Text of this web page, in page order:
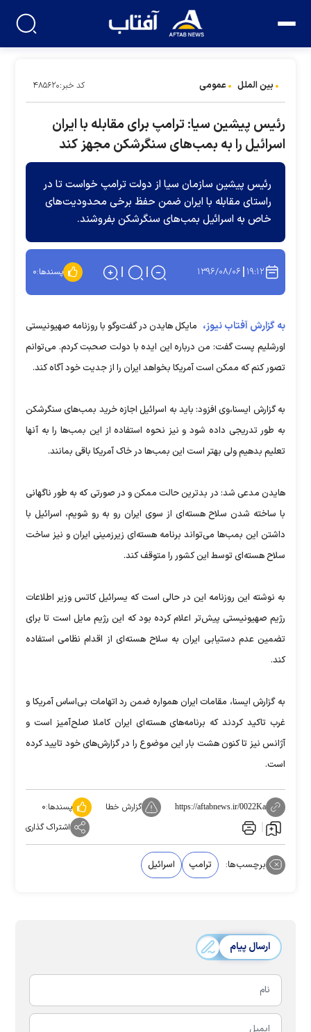
بین الملل عمومی کد خبر:۴۸۵۶۲۰
رئیس پیشین سیا: ترامپ برای مقابله با ایران
اسرائیل را به بمب‌های سنگرشکن مجهز کند
رئیس پیشین سازمان سیا از دولت ترامپ خواست تا در
راستای مقابله با ایران ضمن حفظ برخی محدودیت‌های
خاص به اسرائیل بمب‌های سنگرشکن بفروشند.
۱۹:۱۲ ۱۳۹۶/۰۸/۰۶ پسندها:۰
به گزارش آفتاب نیوز، مایکل هایدن در گفت‌وگو با روزنامه صهیونیستی
اورشلیم پست گفت: من درباره این ایده با دولت صحبت کردم. می‌توانم
تصور کنم که ممکن است آمریکا بخواهد ایران را از جدیت خود آگاه کند.
به گزارش ایسنا،وی افزود: باید به اسرائیل اجازه خرید بمب‌های سنگرشکن
به طور تدریجی داده شود و نیز نحوه استفاده از این بمب‌ها را به آنها
تعلیم بدهیم ولی بهتر است این بمب‌ها در خاک آمریکا باقی بمانند.
هایدن مدعی شد: در بدترین حالت ممکن و در صورتی که به طور ناگهانی
با ساخته شدن سلاح هسته‌ای از سوی ایران رو به رو شویم، اسرائیل با
داشتن این بمب‌ها می‌تواند برنامه هسته‌ای زیرزمینی ایران و نیز ساخت
سلاح‌ هسته‌ای توسط این کشور را متوقف کند.
به نوشته این روزنامه این در حالی است که یسرائیل کاتس وزیر اطلاعات
رژیم صهیونیستی پیش‌تر اعلام کرده بود که این رژیم مایل است تا برای
تضمین عدم دستیابی ایران به سلاح هسته‌ای از اقدام نظامی استفاده
کند.
به گزارش ایسنا، مقامات ایران همواره ضمن رد اتهامات بی‌اساس آمریکا و
غرب تاکید کردند که برنامه‌های هسته‌ای ایران کاملا صلح‌آمیز است و
آژانس نیز تا کنون هشت بار این موضوع را در گزارش‌های خود تایید کرده
است.
https://aftabnews.ir/0022Ka گزارش خطا پسندها:۰
اشتراک گذاری
برچسب‌ها: ترامپ اسرائیل
ارسال پیام